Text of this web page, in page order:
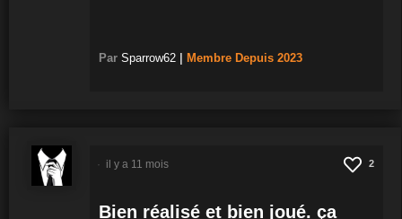
Par Sparrow62 Membre Depuis 2023
2
Bien réalisé et bien joué. ça
il y a 11 mois